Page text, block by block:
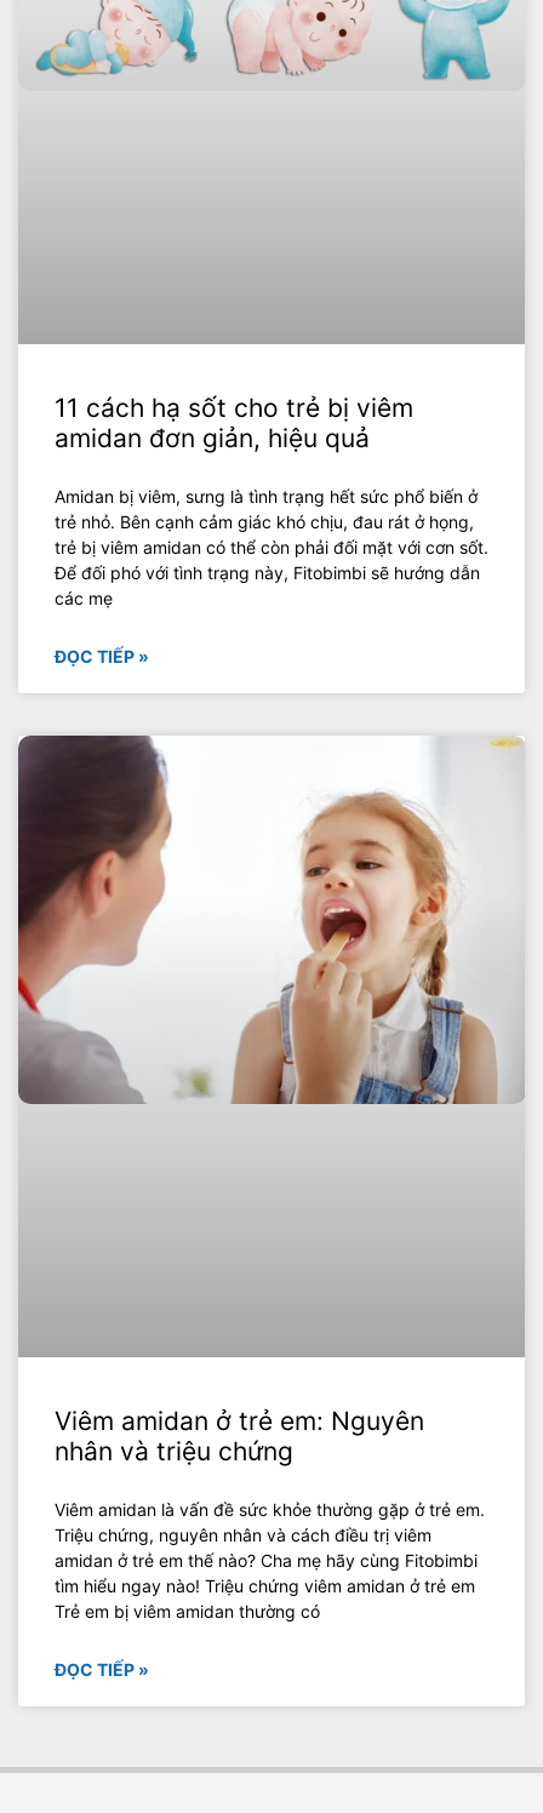
11 cách hạ sốt cho trẻ bị viêm
amidan đơn giản, hiệu quả
Amidan bị viêm, sưng là tình trạng hết sức phổ biến ở
trẻ nhỏ. Bên cạnh cảm giác khó chịu, đau rát ở họng,
trẻ bị viêm amidan có thể còn phải đối mặt với cơn sốt.
Để đối phó với tình trạng này, Fitobimbi sẽ hướng dẫn
các mẹ
ĐỌC TIẾP »
Viêm amidan ở trẻ em: Nguyên
nhân và triệu chứng
Viêm amidan là vấn đề sức khỏe thường gặp ở trẻ em.
Triệu chứng, nguyên nhân và cách điều trị viêm
amidan ở trẻ em thế nào? Cha mẹ hãy cùng Fitobimbi
tìm hiểu ngay nào! Triệu chứng viêm amidan ở trẻ em
Trẻ em bị viêm amidan thường có
ĐỌC TIẾP »